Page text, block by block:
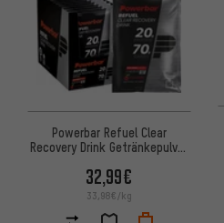
Powerbar Refuel Clear
Recovery Drink Getränkepulver
32,99€
33,98€/kg